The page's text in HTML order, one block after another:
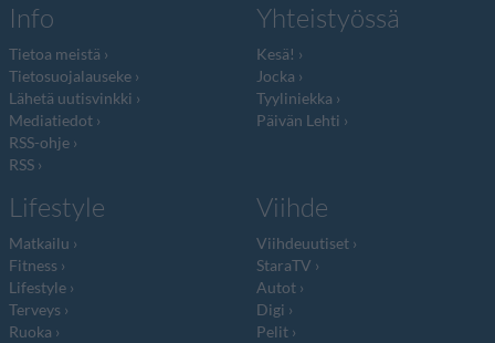
Info
Tietoa meistä
Tietosuojalauseke
Lähetä uutisvinkki
Mediatiedot
RSS-ohje
RSS
Yhteistyössä
Kesä!
Jocka
Tyyliniekka
Päivän Lehti
Lifestyle
Matkailu
Fitness
Lifestyle
Terveys
Ruoka
Viihde
Viihdeuutiset
StaraTV
Autot
Digi
Pelit